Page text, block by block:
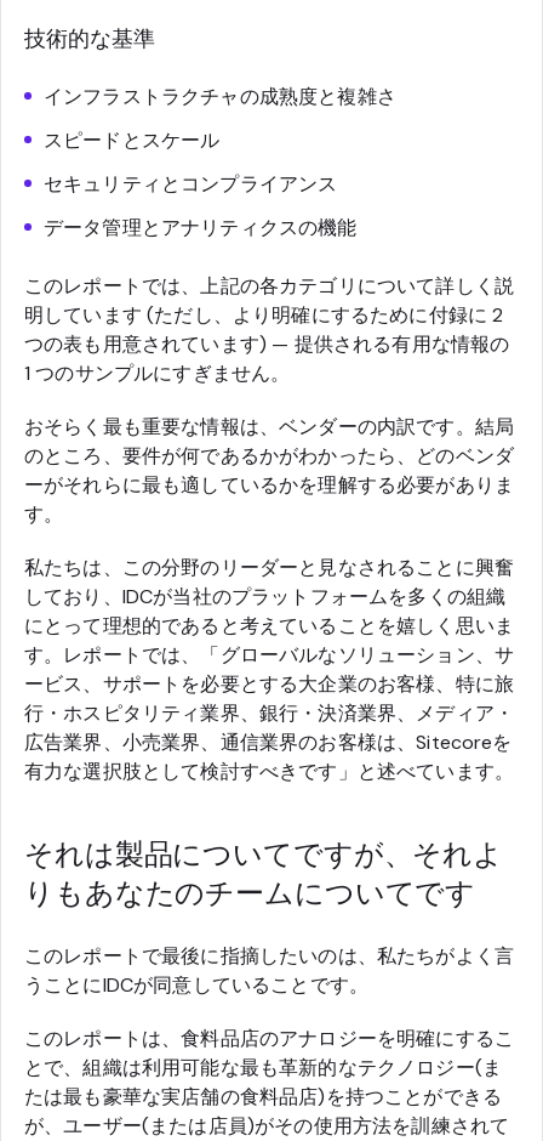
技術的な基準
インフラストラクチャの成熟度と複雑さ
スピードとスケール
セキュリティとコンプライアンス
データ管理とアナリティクスの機能
このレポートでは、上記の各カテゴリについて詳しく説
明しています (ただし、より明確にするために付録に 2
つの表も用意されています) — 提供される有用な情報の
1 つのサンプルにすぎません。
おそらく最も重要な情報は、ベンダーの内訳です。結局
のところ、要件が何であるかがわかったら、どのベンダ
ーがそれらに最も適しているかを理解する必要がありま
す。
私たちは、この分野のリーダーと見なされることに興奮
しており、IDCが当社のプラットフォームを多くの組織
にとって理想的であると考えていることを嬉しく思いま
す。レポートでは、「グローバルなソリューション、サ
ービス、サポートを必要とする大企業のお客様、特に旅
行・ホスピタリティ業界、銀行・決済業界、メディア・
広告業界、小売業界、通信業界のお客様は、Sitecoreを
有力な選択肢として検討すべきです」と述べています。
それは製品についてですが、それよ
りもあなたのチームについてです
このレポートで最後に指摘したいのは、私たちがよく言
うことにIDCが同意していることです。
このレポートは、食料品店のアナロジーを明確にするこ
とで、組織は利用可能な最も革新的なテクノロジー(ま
たは最も豪華な実店舗の食料品店)を持つことができる
が、ユーザー(または店員)がその使用方法を訓練されて